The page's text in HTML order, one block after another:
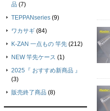
品 (7)
TEPPANseries (9)
ワカサギ (84)
K-ZAN 一点もの 竿先 (212)
NEW 竿先ケース (1)
2025『 おすすめ新商品 』
(3)
販売終了商品 (8)